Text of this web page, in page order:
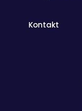
Kontakt